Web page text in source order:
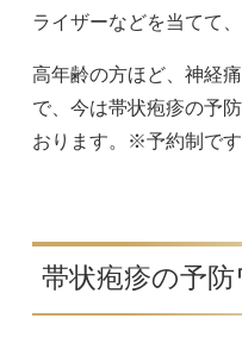
ライザーなどを当てて
高年齢の方ほど、神経
で、今は帯状疱疹の予
おります。※予約制です
帯状疱疹の予